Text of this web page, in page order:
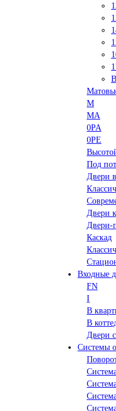
M
MA
0PA
0PE
Под
Двери
Двери
Двери-
Каскад
Входные
FN
I
В
В
Двери
Системы